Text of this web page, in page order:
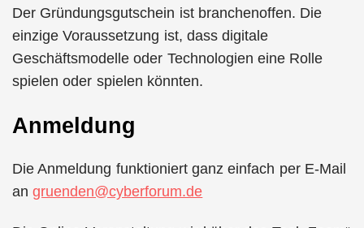
Der Gründungsgutschein ist branchenoffen. Die
einzige Voraussetzung ist, dass digitale
Geschäftsmodelle oder Technologien eine Rolle
spielen oder spielen könnten.
Anmeldung
Die Anmeldung funktioniert ganz einfach per E-Mail
angruenden@cyberforum.de